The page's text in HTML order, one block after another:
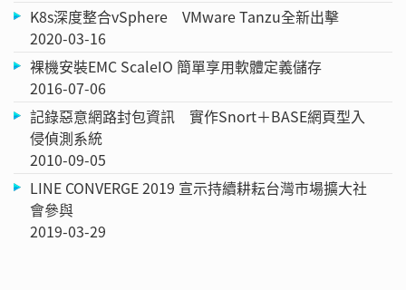
K8s深度整合vSphere VMware Tanzu全新出擊
2020-03-16
裸機安裝EMC ScaleIO 簡單享用軟體定義儲存
2016-07-06
記錄惡意網路封包資訊 實作Snort＋BASE網頁型入
侵偵測系統
2010-09-05
LINE CONVERGE 2019 宣示持續耕耘台灣市場擴大社
會參與
2019-03-29